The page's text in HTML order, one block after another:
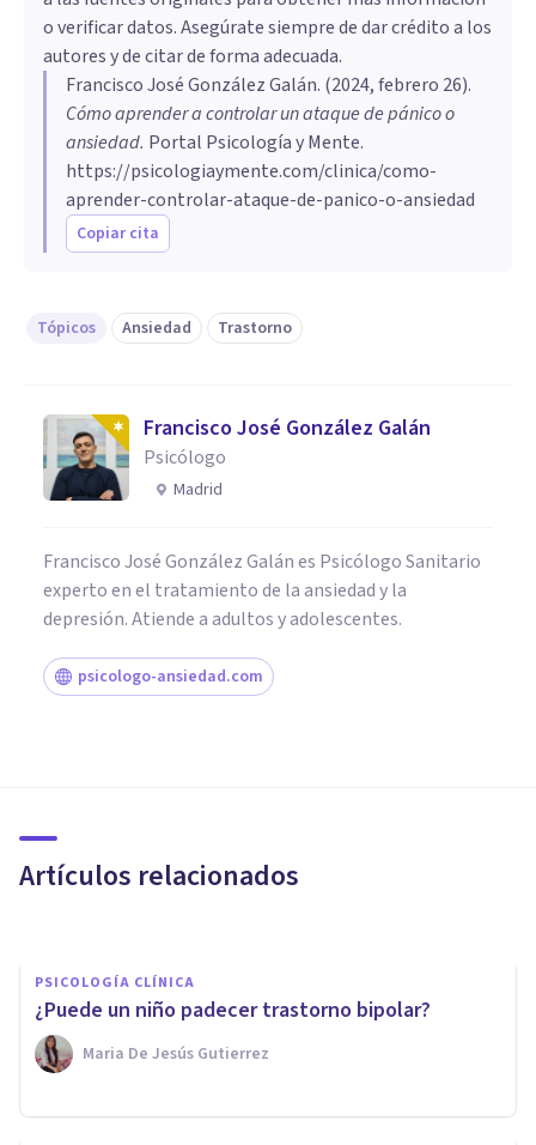
o verificar datos. Asegúrate siempre de dar crédito a los
autores y de citar de forma adecuada.
Francisco José González Galán. (2024, febrero 26).
Cómo aprender a controlar un ataque de pánico o
ansiedad. Portal Psicología y Mente.
https://psicologiaymente.com/clinica/como-
aprender-controlar-ataque-de-panico-o-ansiedad
Copiar cita
Tópicos Ansiedad Trastorno
Francisco José González Galán
Psicólogo
Madrid
Francisco José González Galán es Psicólogo Sanitario
experto en el tratamiento de la ansiedad y la
depresión. Atiende a adultos y adolescentes.
psicologo-ansiedad.com
Artículos relacionados
tratar la ansiedad
PSICOLOGÍA CLÍNICA
¿Puede un niño padecer trastorno bipolar?
Maria De Jesús Gutierrez